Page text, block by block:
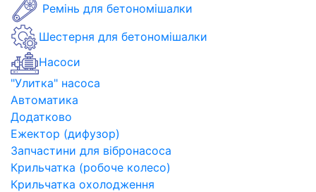
Ремінь для бетономішалки
Шестерня для бетономішалки
Насоси
"Улитка" насоса
Автоматика
Додатково
Ежектор (дифузор)
Запчастини для вібронасоса
Крильчатка (робоче колесо)
Крильчатка охолодження